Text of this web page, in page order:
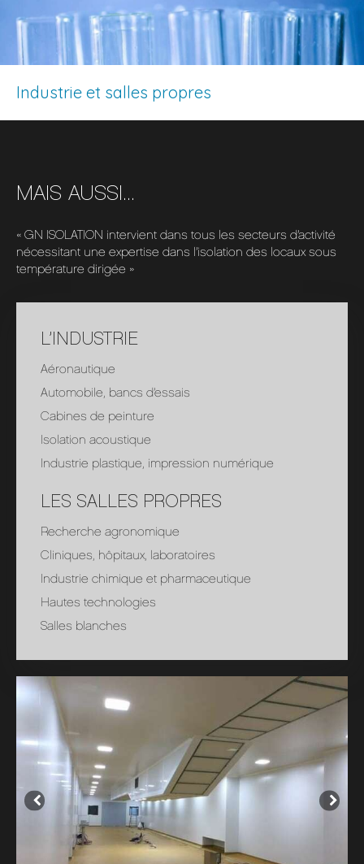
Industrie et salles propres
MAIS AUSSI...
« GN ISOLATION intervient dans tous les secteurs d’activité
nécessitant une expertise dans l’isolation des locaux sous
température dirigée »
L’INDUSTRIE
Aéronautique
Automobile, bancs d’essais
Cabines de peinture
Isolation acoustique
Industrie plastique, impression numérique
LES SALLES PROPRES
Recherche agronomique
Cliniques, hôpitaux, laboratoires
Industrie chimique et pharmaceutique
Hautes technologies
Salles blanches